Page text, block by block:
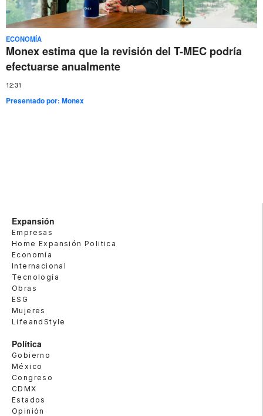
ECONOMÍA
Monex estima que la revisión del T-MEC podría
efectuarse anualmente
12:31
Presentado por:Monex
Expansión
Empresas
Home Expansión Politica
Economía
Internacional
Tecnología
Obras
ESG
Mujeres
LifeandStyle
Política
Gobierno
México
Congreso
CDMX
Estados
Opinión